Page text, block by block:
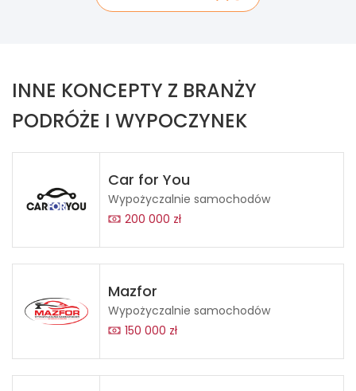
INNE KONCEPTY Z BRANŻY
PODRÓŻE I WYPOCZYNEK
Car for You
Wypożyczalnie samochodów
200 000 zł
Mazfor
Wypożyczalnie samochodów
150 000 zł